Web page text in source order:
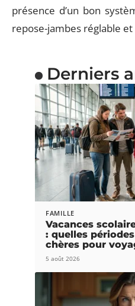
présence d’un bon
repose-jambes réglable et
Derniers
FAMILLE
Vacances
: quelles
chères pour
5 août 2026